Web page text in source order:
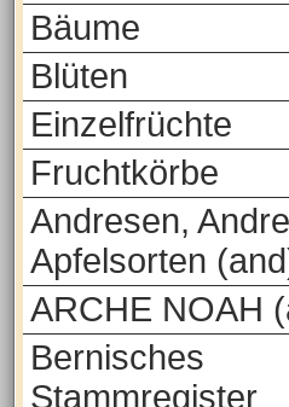
Bäume
Blüten
Einzelfrüchte
Fruchtkörbe
Andresen,
Apfelsorten
ARCHE NOAH
Bernisches
Stammregister